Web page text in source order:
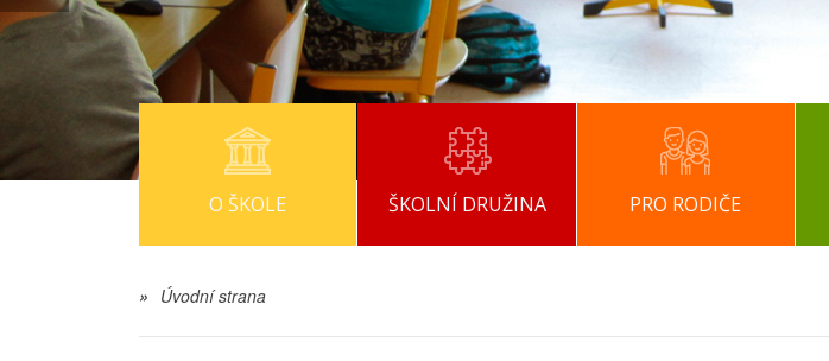
O ŠKOLE ŠKOLNÍ DRUŽINA PRO RODIČE
» Úvodní strana